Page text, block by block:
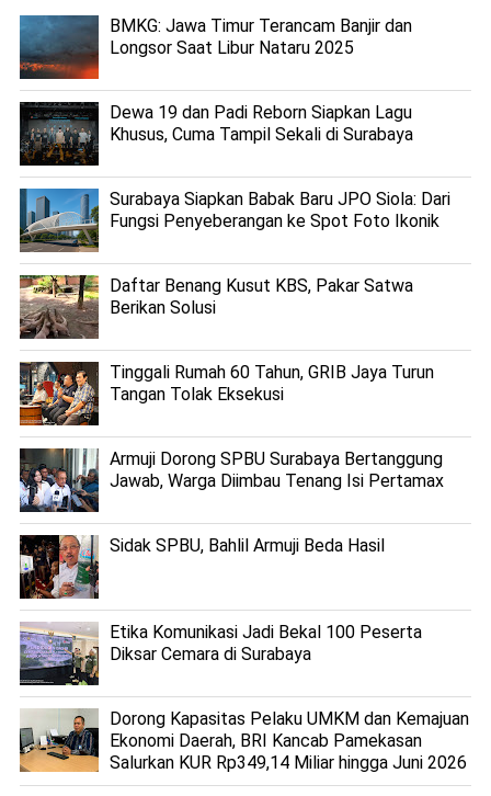
BMKG: Jawa Timur Terancam Banjir dan
Longsor Saat Libur Nataru 2025
Dewa 19 dan Padi Reborn Siapkan Lagu
Khusus, Cuma Tampil Sekali di Surabaya
Surabaya Siapkan Babak Baru JPO Siola: Dari
Fungsi Penyeberangan ke Spot Foto Ikonik
Daftar Benang Kusut KBS, Pakar Satwa
Berikan Solusi
Tinggali Rumah 60 Tahun, GRIB Jaya Turun
Tangan Tolak Eksekusi
Armuji Dorong SPBU Surabaya Bertanggung
Jawab, Warga Diimbau Tenang Isi Pertamax
Sidak SPBU, Bahlil Armuji Beda Hasil
Etika Komunikasi Jadi Bekal 100 Peserta
Diksar Cemara di Surabaya
Dorong Kapasitas Pelaku UMKM dan Kemajuan
Ekonomi Daerah, BRI Kancab Pamekasan
Salurkan KUR Rp349,14 Miliar hingga Juni 2026